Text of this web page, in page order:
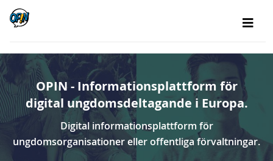
OPIN - Informationsplattform för
digital ungdomsdeltagande i Europa.
Digital informationsplattform för
ungdomsorganisationer eller offentliga förvaltningar.